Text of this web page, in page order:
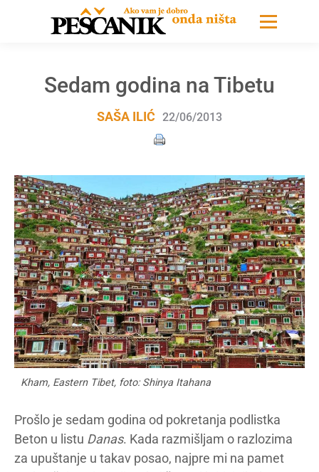
Sedam godina na Tibetu
SAŠA ILIĆ 22/06/2013
Kham, Eastern Tibet, foto: Shinya Itahana
Prošlo je sedam godina od pokretanja podlistka
Beton u listu Danas. Kada razmišljam o razlozima
za upuštanje u takav posao, najpre mi na pamet